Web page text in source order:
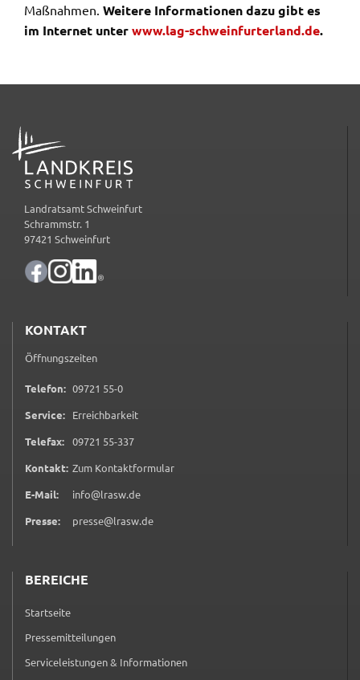
Maßnah­men. Weite­re Infor­ma­tio­nen dazu gibt es
im Inter­net unterwww.​lag-​sch​wein​furt​erla​nd.​de.
ADRESSE
Landratsamt Schweinfurt
Schrammstr. 1
97421 Schweinfurt
KONTAKT
Öffnungszeiten
Telefon: 09721 55-00 9 7 2 1 5 5 0
Service: Erreichbarkeit
Telefax: 09721 55-3370 9 7 2 1 5 5 3 3 7
Kontakt: Zum Kontaktformular(öffnet in neuem Tab)
E-Mail:
info@lrasw.de
Presse:
presse@lrasw.de
BEREICHE
Startseite
Pressemitteilungen
Serviceleistungen & Informationen